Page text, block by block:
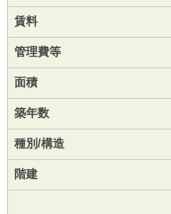
賃料
管理費等
面積
築年数
種別/構造
階建